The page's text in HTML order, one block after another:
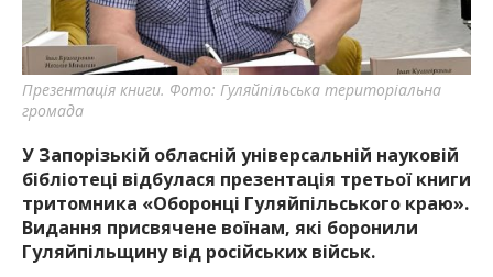
Презентація книги. Фото: Гуляйпільська територіальна
громада
У Запорізькій обласній універсальній науковій
бібліотеці відбулася презентація третьої книги
тритомника «Оборонці Гуляйпільського краю».
Видання присвячене воїнам, які боронили
Гуляйпільщину від російських військ.